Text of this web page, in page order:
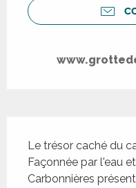
Le trésor caché du
Façonnée par l'eau
Carbonnières